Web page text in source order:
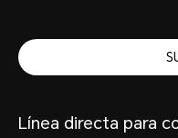
Línea directa para